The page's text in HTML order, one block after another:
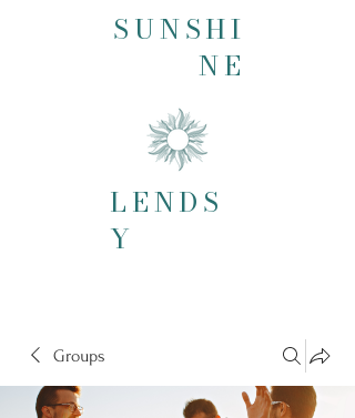
SUNSHI
NE
LENDS
Y
Groups